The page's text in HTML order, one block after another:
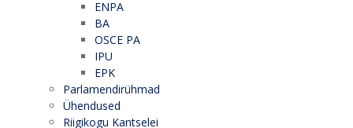
ENPA
BA
OSCE PA
IPU
EPK
Parlamendirühmad
Ühendused
Riigikogu Kantselei